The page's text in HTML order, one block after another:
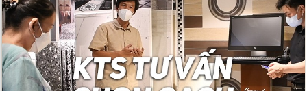
a
t
o
n